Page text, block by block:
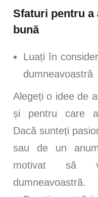
Sfaturi pentru a
bună
Luați în
dumneavoastră
Alegeți o idee de
și pentru care
Dacă sunteți
sau de un
motivat să
dumneavoastră.